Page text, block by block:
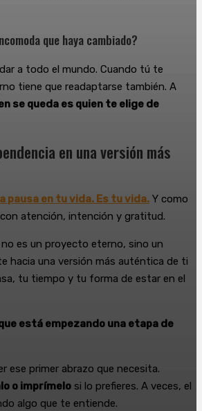
que haya cambiado?
a todo el mundo. Cuando tú te
tiene que readaptarse también. A
se queda es quien te elige de
en una versión más
pausa en tu vida. Es tu vida. Y como
atención, intención y gratitud.
es un proyecto eterno, sino un
hacia una versión más auténtica de ti
tu tiempo y tu forma de estar en el
está empezando una etapa de
ese primer abrazo que necesita.
o imprímelo si lo prefieres. A veces, el
algo que te entiende.